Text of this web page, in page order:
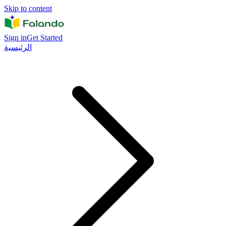
Skip to content
Sign inGet Started
الرئيسية